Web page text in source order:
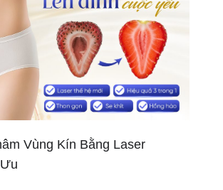
Vùng Kín Bằng Laser